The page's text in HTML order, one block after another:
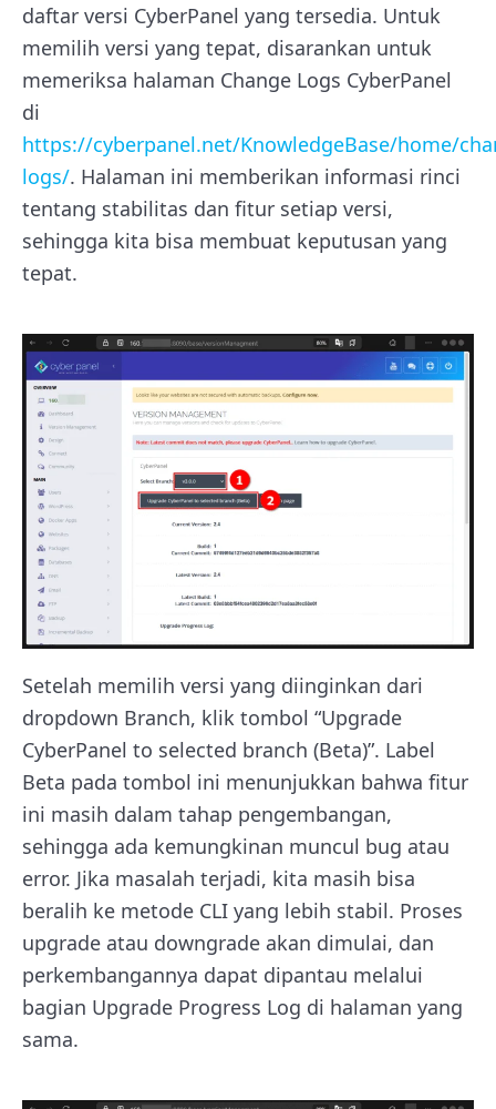
daftar versi CyberPanel yang tersedia. Untuk
memilih versi yang tepat, disarankan untuk
memeriksa halaman Change Logs CyberPanel
di
https://cyberpanel.net/KnowledgeBase/home/
logs/. Halaman ini memberikan informasi rinci
tentang stabilitas dan fitur setiap versi,
sehingga kita bisa membuat keputusan yang
tepat.
Setelah memilih versi yang diinginkan dari
dropdown Branch, klik tombol “Upgrade
CyberPanel to selected branch (Beta)”. Label
Beta pada tombol ini menunjukkan bahwa fitur
ini masih dalam tahap pengembangan,
sehingga ada kemungkinan muncul bug atau
error. Jika masalah terjadi, kita masih bisa
beralih ke metode CLI yang lebih stabil. Proses
upgrade atau downgrade akan dimulai, dan
perkembangannya dapat dipantau melalui
bagian Upgrade Progress Log di halaman yang
sama.